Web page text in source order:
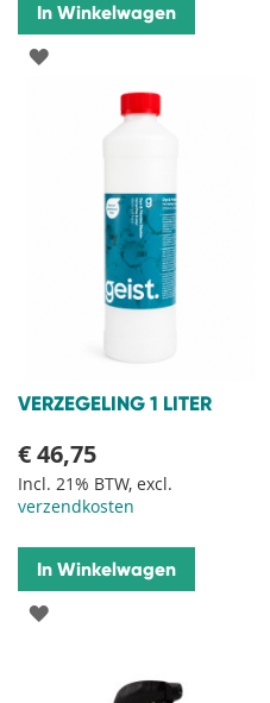
In Winkelwagen
VOEG
VERZEGELING 1 LITER
€ 46,75
Incl. 21% BTW, excl.
verzendkosten
In Winkelwagen
VOEG